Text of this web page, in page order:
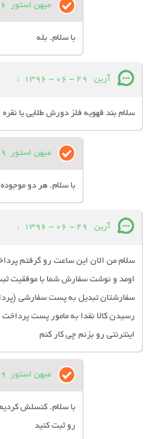
میهن استور 1396
با سلام. بله
آرین 29 - 06 - 1396
:
سلام بند قهویه فلز دورش طلایی یا نقره
میهن استور 1396
با سلام. هر دو
آرین 29 - 06 - 1396
:
سلام من الان این ساعت رو گرفتم
اومد و نوشت سفارش شما با موفقیت
سفارشتان تبدیل به پست سفارشی
رسیدن کالا نقدا به مامور پست
اینترنتی رو بزنم چی کار کنم
میهن استور 1396
با سلام. کنسلش
رو ثبت کنید